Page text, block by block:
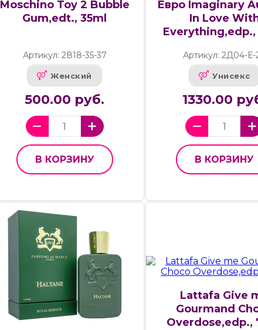
Moschino Toy 2 Bubble
Gum,edt., 35ml
Артикул: 2В18-35-37
Женский
500.00 руб.
В КОРЗИНУ
Евро Imaginary
In Love
Everything,edp.,
Артикул: 2Д04-Е-
Унисекс
1330.00
В КОРЗИНУ
Lattafa Give
Gourmand
Overdose,edp.,